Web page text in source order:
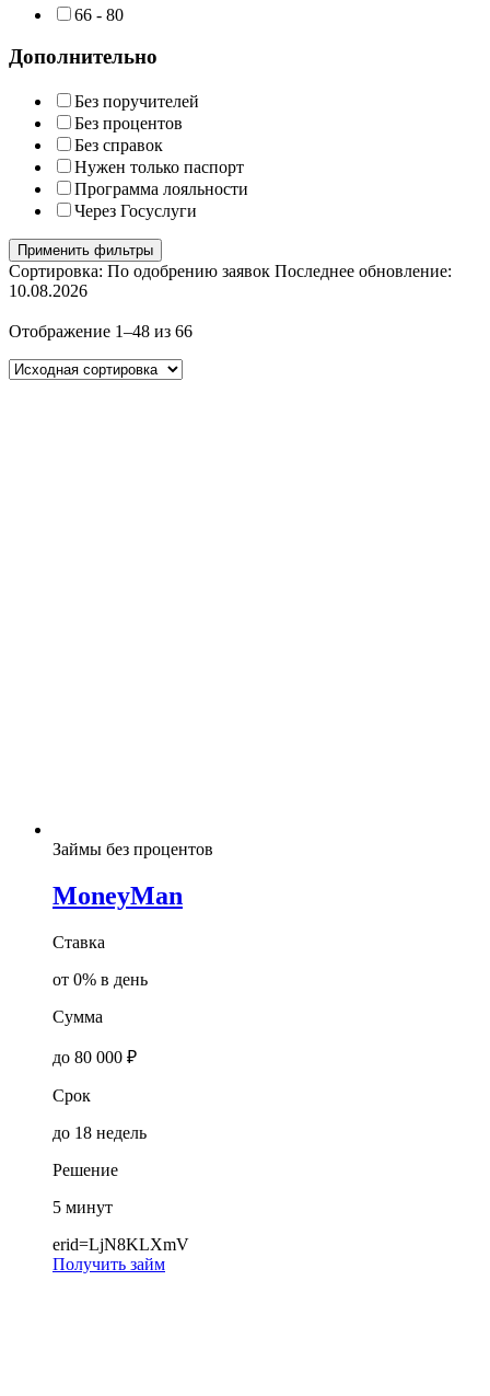
66 - 80
Дополнительно
Без поручителей
Без процентов
Без справок
Нужен только паспорт
Программа лояльности
Через Госуслуги
Применить фильтры
Сортировка: По одобрению заявок Последнее обновление:
10.08.2026
Отображение 1–48 из 66
Займы без процентов
MoneyMan
Ставка
от 0% в день
Сумма
до 80 000 ₽
Срок
до 18 недель
Решение
5 минут
erid=LjN8KLXmV
Получить займ